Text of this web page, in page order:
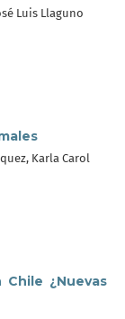
Luis Llaguno
Karla Carol
¿Nuevas